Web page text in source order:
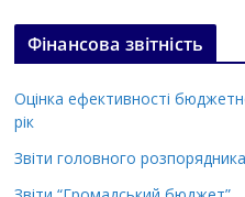
Фінансова звітність
Оцінка ефективності
рік
Звіти головного